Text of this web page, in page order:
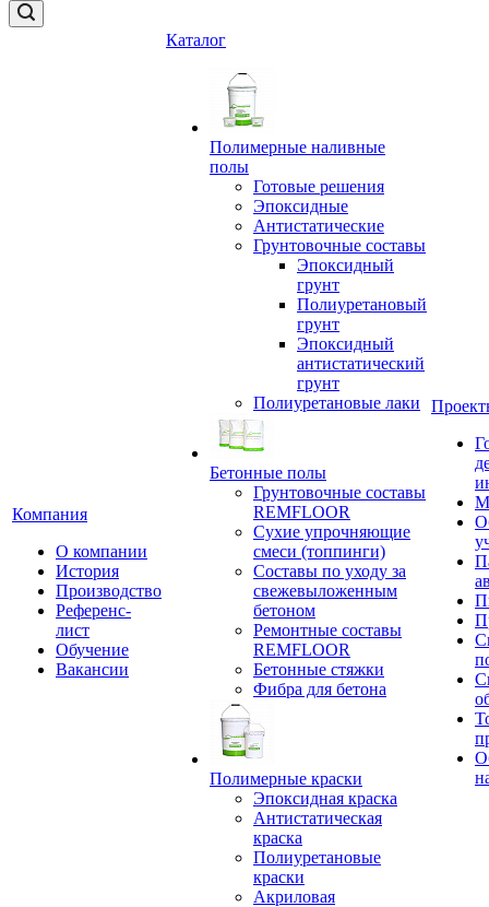
Компания
О компании
История
Производство
Референс-
лист
Обучение
Вакансии
Каталог
Полимерные наливные
полы
Готовые решения
Эпоксидные
Антистатические
Грунтовочные составы
Эпоксидный
грунт
Полиуретановый
грунт
Эпоксидный
антистатический
грунт
Полиуретановые лаки
Бетонные полы
Грунтовочные составы
REMFLOOR
Сухие упрочняющие
смеси (топпинги)
Составы по уходу за
свежевыложенным
бетоном
Ремонтные составы
REMFLOOR
Бетонные стяжки
Фибра для бетона
Полимерные краски
Эпоксидная краска
Антистатическая
краска
Полиуретановые
краски
Акриловая